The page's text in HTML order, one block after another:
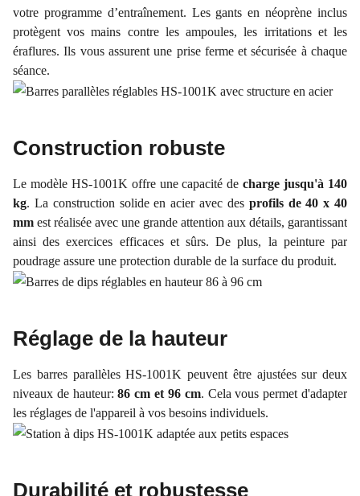
votre programme d’entraînement. Les gants en néoprène inclus
protègent vos mains contre les ampoules, les irritations et les
éraflures. Ils vous assurent une prise ferme et sécurisée à chaque
séance.
Construction robuste
Le modèle HS-1001K offre une capacité decharge jusqu'à 140
kg. La construction solide en acier avec des profils de 40 x 40
mm est réalisée avec une grande attention aux détails, garantissant
ainsi des exercices efficaces et sûrs. De plus, la peinture par
poudrage assure une protection durable de la surface du produit.
Réglage de la hauteur
Les barres parallèles HS-1001K peuvent être ajustées sur deux
niveaux de hauteur:86 cm et 96 cm. Cela vous permet d'adapter
les réglages de l'appareil à vos besoins individuels.
Durabilité et robustesse